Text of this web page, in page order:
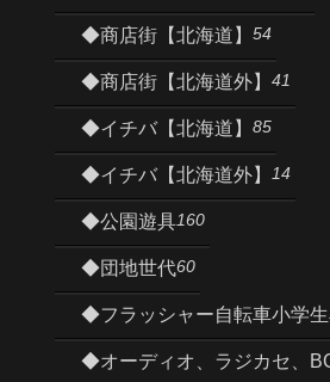
◆商店街【北海道】 54
◆商店街【北海道外】 41
◆イチバ【北海道】 85
◆イチバ【北海道外】 14
◆公園遊具160
◆団地世代60
◆フラッシャー自転車小学生
◆オーディオ、ラジカセ、